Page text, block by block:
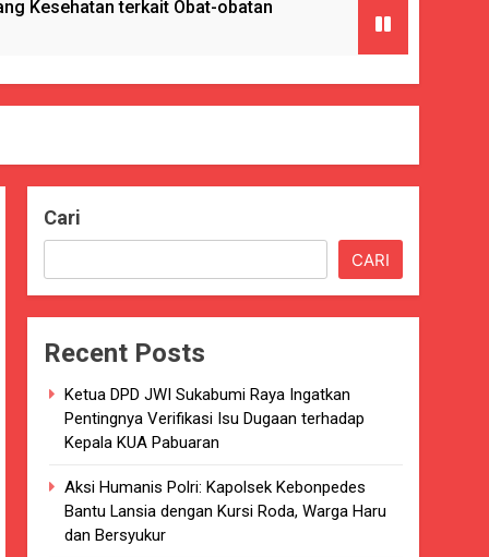
Kesehatan terkait Obat-obatan
ke Enam Kalinya.
Kab. Sukabumi.
Serta Pelatihan PBB
BAIK
Sukabumi selama 7 Tahun.
Cari
CARI
Recent Posts
Ketua DPD JWI Sukabumi Raya Ingatkan
Pentingnya Verifikasi Isu Dugaan terhadap
Kepala KUA Pabuaran
Aksi Humanis Polri: Kapolsek Kebonpedes
Bantu Lansia dengan Kursi Roda, Warga Haru
dan Bersyukur